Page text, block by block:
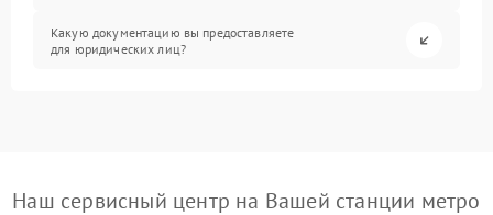
Какую документацию вы предоставляете
для юридических лиц?
Наш сервисный центр на Вашей станции метро